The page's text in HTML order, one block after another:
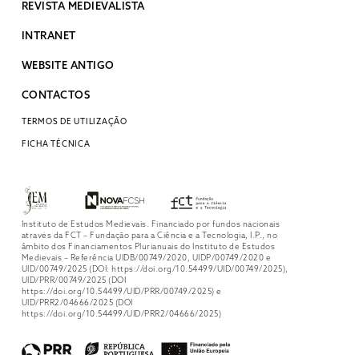
REVISTA MEDIEVALISTA
INTRANET
WEBSITE ANTIGO
CONTACTOS
TERMOS DE UTILIZAÇÃO
FICHA TÉCNICA
Instituto de Estudos Medievais. Financiado por fundos nacionais
através da FCT – Fundação para a Ciência e a Tecnologia, I.P., no
âmbito dos Financiamentos Plurianuais do Instituto de Estudos
Medievais – Referência UIDB/00749/2020, UIDP/00749/2020 e
UID/00749/2025 (DOI: https://doi.org/10.54499/UID/00749/2025),
UID/PRR/00749/2025 (DOI
https://doi.org/10.54499/UID/PRR/00749/2025) e
UID/PRR2/04666/2025 (DOI
https://doi.org/10.54499/UID/PRR2/04666/2025)